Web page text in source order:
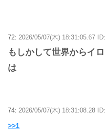
72: 2026/05/07(木) 18:31:05.67
もしかして世界からイ
は
74: 2026/05/07(木) 18:31:08.28
>>1